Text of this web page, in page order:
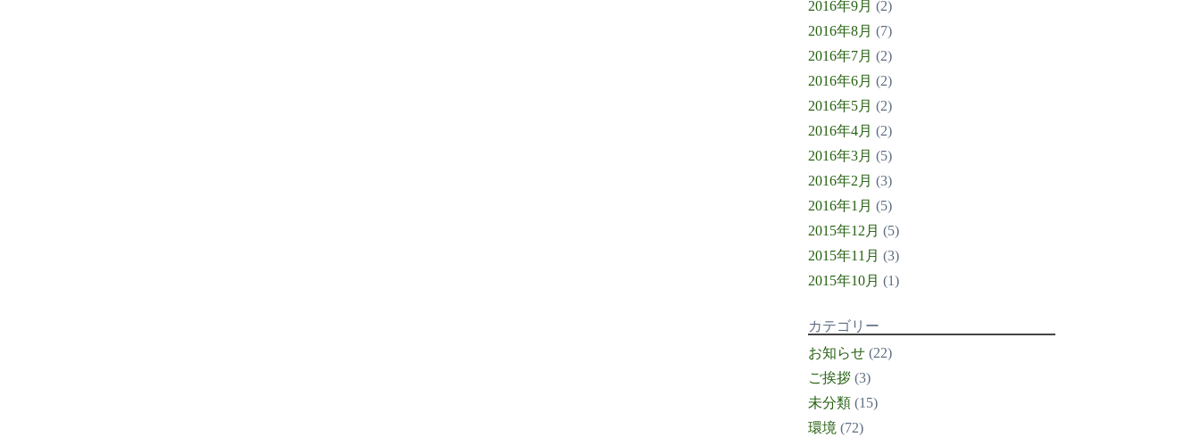
2016年9月 (2)
2016年8月 (7)
2016年7月 (2)
2016年6月 (2)
2016年5月 (2)
2016年4月 (2)
2016年3月 (5)
2016年2月 (3)
2016年1月 (5)
2015年12月 (5)
2015年11月 (3)
2015年10月 (1)
カテゴリー
お知らせ(22)
ご挨拶(3)
未分類(15)
環境 (72)